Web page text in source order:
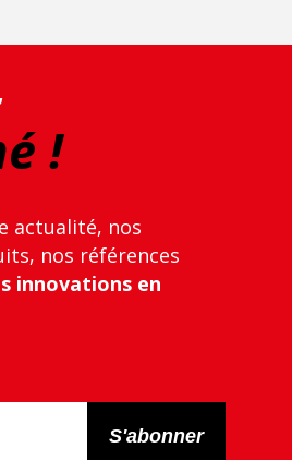
!
actualité, nos
nos références
innovations en